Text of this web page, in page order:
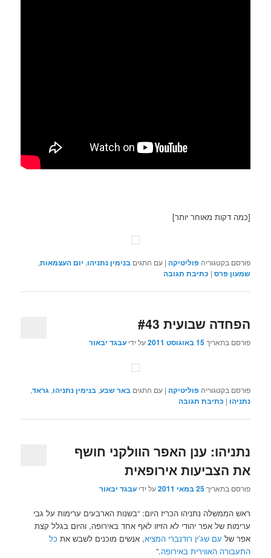
[כמה דקות מאוחר יותר]
פורסם בקטגוריה פוליטיקה |עם התגים בנימין נתניהו, יום העצמאות,
שמעון פרס | כתיבת תגובה
הפחדה שבועית #43
פורסם בתאריך15 באוגוסט 2011 על ידיעבגד יבאור
פורסם בקטגוריה פוליטיקה |עם התגים באר שבע,בנימין נתניהו, גראד,
נתניהו | כתיבת תגובה
נתניהו: ענן האפר הוולקני חושף
את הצביעות אירופאית
פורסם בתאריך25 במאי 2011 על ידיעבגד יבאור
ראש הממשלה נתניהו הכריז היום: “בשנות הארבעים ערימות על גבי
ערימות של אפר יהודי לא הזיזו לאף אחד באירופה, והיום בגלל קצת
אפר של עם שג’ין רודנברי המציא, אנשים מוכנים לשבש את כל
התעבורה האווירית באירופה.”